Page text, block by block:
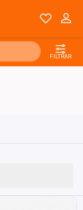
FILTRAR